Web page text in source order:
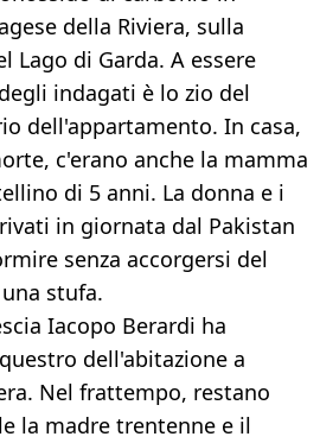
della Riviera, sulla
Lago di Garda. A essere
indagati è lo zio del
dell'appartamento. In casa,
c'erano anche la mamma
di 5 anni. La donna e i
in giornata dal Pakistan
senza accorgersi del
stufa.
Iacopo Berardi ha
dell'abitazione a
Nel frattempo, restano
la madre trentenne e il